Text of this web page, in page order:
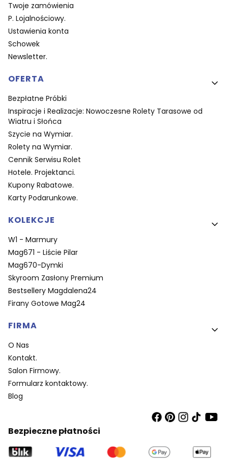
Twoje zamówienia
P. Lojalnościowy.
Ustawienia konta
Schowek
Newsletter.
OFERTA
Bezpłatne Próbki
Inspiracje i Realizacje: Nowoczesne Rolety Tarasowe od
Wiatru i Słońca
Szycie na Wymiar.
Rolety na Wymiar.
Cennik Serwisu Rolet
Hotele. Projektanci.
Kupony Rabatowe.
Karty Podarunkowe.
KOLEKCJE
W1 - Marmury
Mag671 - Liście Pilar
Mag670-Dymki
Skyroom Zasłony Premium
Bestsellery Magdalena24
Firany Gotowe Mag24
FIRMA
O Nas
Kontakt.
Salon Firmowy.
Formularz kontaktowy.
Blog
Bezpieczne płatności